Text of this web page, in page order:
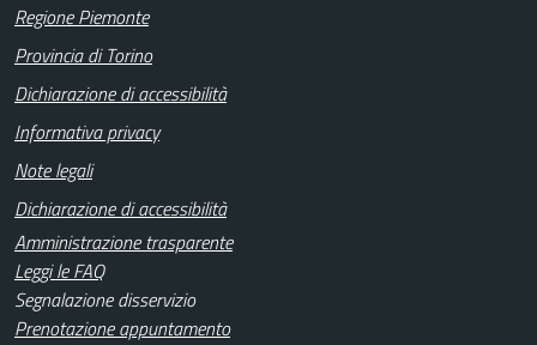
Regione Piemonte
Provincia di Torino
Dichiarazione di accessibilità
Informativa privacy
Note legali
Dichiarazione di accessibilità
Amministrazione trasparente
Leggi le FAQ
Segnalazione disservizio
Prenotazione appuntamento